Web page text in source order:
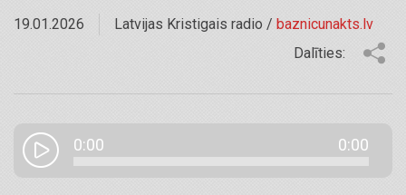
19.01.2026 Latvijas Kristigais radio / baznicunakts.lv
Dalīties:
0:00 0:00